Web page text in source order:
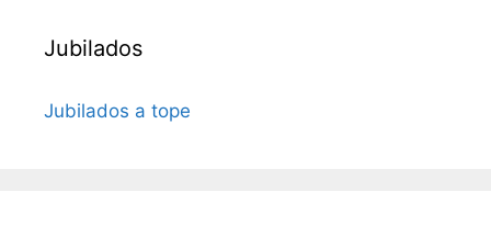
Jubilados
Jubilados a tope